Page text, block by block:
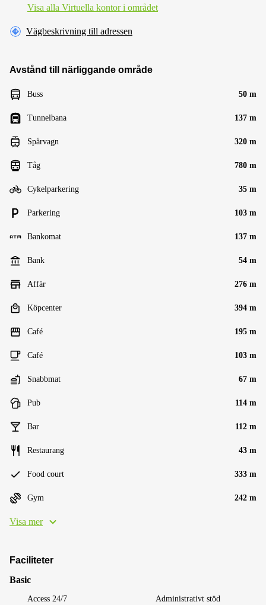
Visa alla Virtuella kontor i området
Vägbeskrivning till adressen
Avstånd till närliggande område
Buss 50 m
Tunnelbana 137 m
Spårvagn 320 m
Tåg 780 m
Cykelparkering 35 m
Parkering 103 m
Bankomat 137 m
Bank 54 m
Affär 276 m
Köpcenter 394 m
Café 195 m
Café 103 m
Snabbmat 67 m
Pub 114 m
Bar 112 m
Restaurang 43 m
Food court 333 m
Gym 242 m
Visa mer
Faciliteter
Basic
Access 24/7 Administrativt stöd